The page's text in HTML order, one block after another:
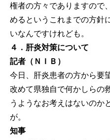
権者の方々でありますので
めるというこれまでの方針
いなんですけれども。
４．肝炎対策について
記者（ＮＩＢ）
今日、肝炎患者の方から要
改めて県独自で何かしらの
うようなお考えはないのか
が。
知事